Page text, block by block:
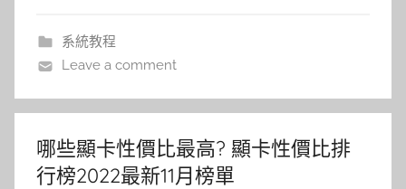
系統教程
Leave a comment
哪些顯卡性價比最高? 顯卡性價比排
行榜2022最新11月榜單